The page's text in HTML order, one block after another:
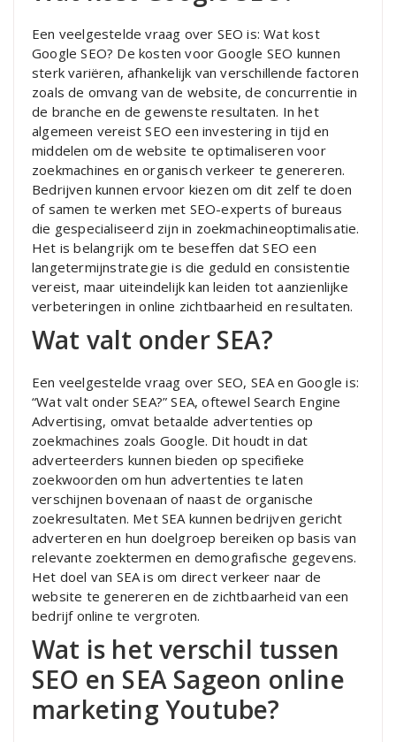
Een veelgestelde vraag over SEO is: Wat kost
Google SEO? De kosten voor Google SEO kunnen
sterk variëren, afhankelijk van verschillende factoren
zoals de omvang van de website, de concurrentie in
de branche en de gewenste resultaten. In het
algemeen vereist SEO een investering in tijd en
middelen om de website te optimaliseren voor
zoekmachines en organisch verkeer te genereren.
Bedrijven kunnen ervoor kiezen om dit zelf te doen
of samen te werken met SEO-experts of bureaus
die gespecialiseerd zijn in zoekmachineoptimalisatie.
Het is belangrijk om te beseffen dat SEO een
langetermijnstrategie is die geduld en consistentie
vereist, maar uiteindelijk kan leiden tot aanzienlijke
verbeteringen in online zichtbaarheid en resultaten.
Wat valt onder SEA?
Een veelgestelde vraag over SEO, SEA en Google is:
“Wat valt onder SEA?” SEA, oftewel Search Engine
Advertising, omvat betaalde advertenties op
zoekmachines zoals Google. Dit houdt in dat
adverteerders kunnen bieden op specifieke
zoekwoorden om hun advertenties te laten
verschijnen bovenaan of naast de organische
zoekresultaten. Met SEA kunnen bedrijven gericht
adverteren en hun doelgroep bereiken op basis van
relevante zoektermen en demografische gegevens.
Het doel van SEA is om direct verkeer naar de
website te genereren en de zichtbaarheid van een
bedrijf online te vergroten.
Wat is het verschil tussen
SEO en SEA Sageon online
marketing Youtube?